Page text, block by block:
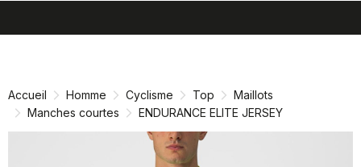
directement
navigation
directement
Accueil Homme Cyclisme Top
Maillots
Manches courtes
ENDURANCE ELITE JERSEY